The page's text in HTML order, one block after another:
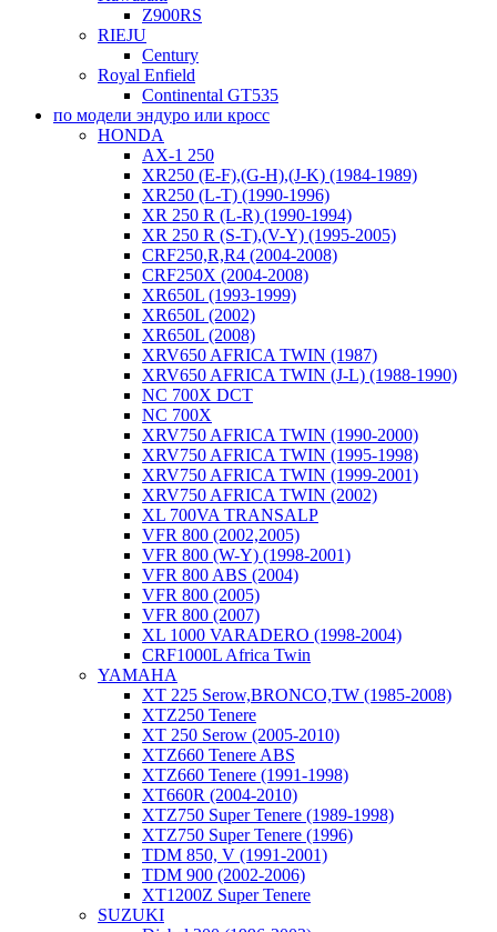
Z900RS
RIEJU
Century
Royal Enfield
Continental GT535
по модели эндуро или кросс
HONDA
AX-1 250
XR250 (E-F),(G-H),(J-K) (1984-1989)
XR250 (L-T) (1990-1996)
XR 250 R (L-R) (1990-1994)
XR 250 R (S-T),(V-Y) (1995-2005)
CRF250,R,R4 (2004-2008)
CRF250X (2004-2008)
XR650L (1993-1999)
XR650L (2002)
XR650L (2008)
XRV650 AFRICA TWIN (1987)
XRV650 AFRICA TWIN (J-L) (1988-1990)
NC 700X DCT
NC 700X
XRV750 AFRICA TWIN (1990-2000)
XRV750 AFRICA TWIN (1995-1998)
XRV750 AFRICA TWIN (1999-2001)
XRV750 AFRICA TWIN (2002)
XL 700VA TRANSALP
VFR 800 (2002,2005)
VFR 800 (W-Y) (1998-2001)
VFR 800 ABS (2004)
VFR 800 (2005)
VFR 800 (2007)
XL 1000 VARADERO (1998-2004)
CRF1000L Africa Twin
YAMAHA
XT 225 Serow,BRONCO,TW (1985-2008)
XTZ250 Tenere
XT 250 Serow (2005-2010)
XTZ660 Tenere ABS
XTZ660 Tenere (1991-1998)
XT660R (2004-2010)
XTZ750 Super Tenere (1989-1998)
XTZ750 Super Tenere (1996)
TDM 850, V (1991-2001)
TDM 900 (2002-2006)
XT1200Z Super Tenere
SUZUKI